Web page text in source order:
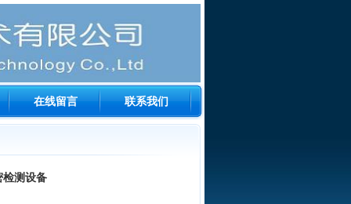
在线留言 联系我们
检测设备